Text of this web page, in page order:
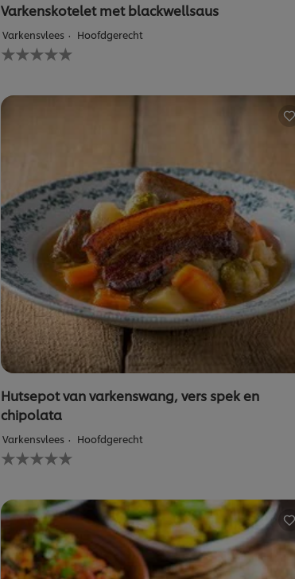
Varkenskotelet met blackwellsaus
Varkensvlees Hoofdgerecht
Geen
beoordelingen
deze
Hutsepot van varkenswang, vers spek en
chipolata
Varkensvlees Hoofdgerecht
Geen
beoordelingen
deze
recipe